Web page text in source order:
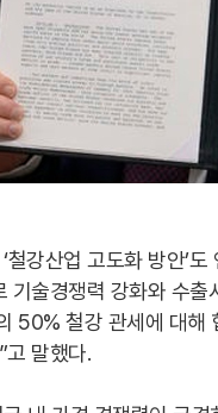
강산업 고도화 방안’
술경쟁력 강화와 수출
50% 철강 관세에 대해
고 말했다.